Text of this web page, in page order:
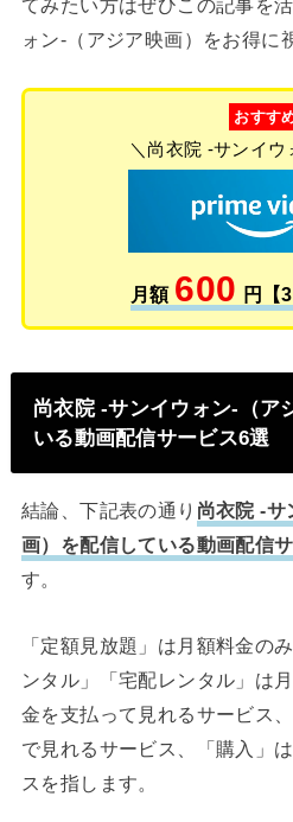
てみたい方はぜひこの記事を
ォン-（アジア映画）をお得に
おすす
＼尚衣院 -サンイウ
月額 600 円【
尚衣院 -サンイウォン-（ア
いる動画配信サービス6選
結論、下記表の通り 尚衣院 -サ
画）を配信している動画配信
す。
「定額見放題」は月額料金の
ンタル」「宅配レンタル」は
金を支払って見れるサービス
で見れるサービス、「購入」
スを指します。